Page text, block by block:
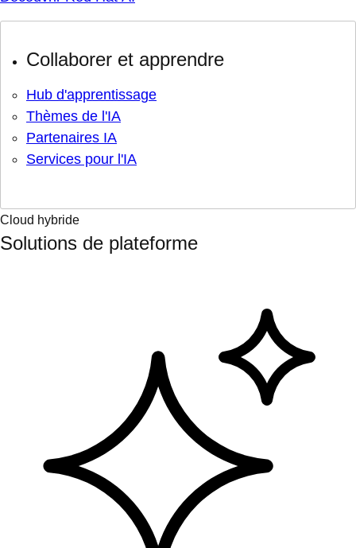
Collaborer et apprendre
Hub d'apprentissage
Thèmes de l'IA
Partenaires IA
Services pour l'IA
Cloud hybride
Solutions de plateforme